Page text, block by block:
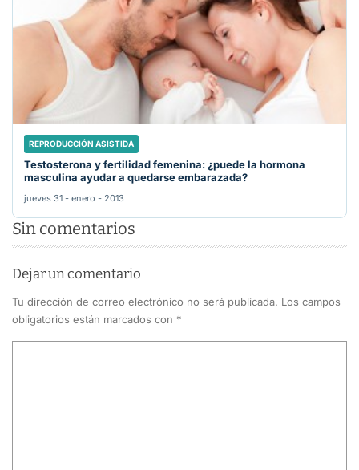
REPRODUCCIÓN ASISTIDA
Testosterona y fertilidad femenina: ¿puede la hormona
masculina ayudar a quedarse embarazada?
jueves 31 - enero - 2013
Sin comentarios
Dejar un comentario
Tu dirección de correo electrónico no será publicada. Los campos
obligatorios están marcados con *